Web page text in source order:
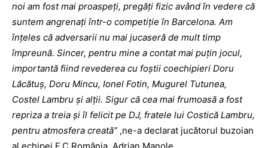
noi am fost mai proaspeţi, pregăţi fizic având în vedere că
suntem angrenaţi într-o competiţie în Barcelona. Am
înţeles că adversarii nu mai jucaseră de mult timp
împreună. Sincer, pentru mine a contat mai puţin jocul,
importantă fiind revederea cu foştii coechipieri Doru
Lăcătuş, Doru Mincu, Ionel Fotin, Mugurel Tutunea,
Costel Lambru şi alţii. Sigur că cea mai frumoasă a fost
repriza a treia şi îl felicit pe DJ, fratele lui Costică Lambru,
pentru atmosfera creată” ,ne-a declarat jucătorul buzoian